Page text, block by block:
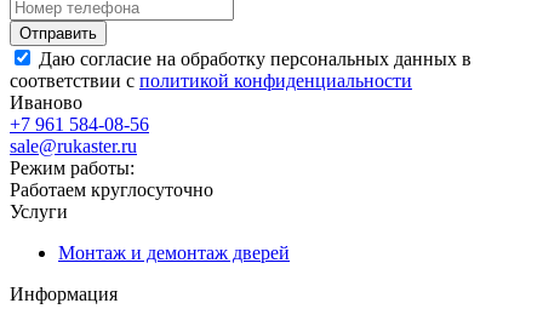
Даю согласие на обработку персональных данных в
соответствии с политикой конфиденциальности
Иваново
+7 961 584-08-56
sale@rukaster.ru
Режим работы:
Работаем круглосуточно
Услуги
Монтаж и демонтаж дверей
Информация